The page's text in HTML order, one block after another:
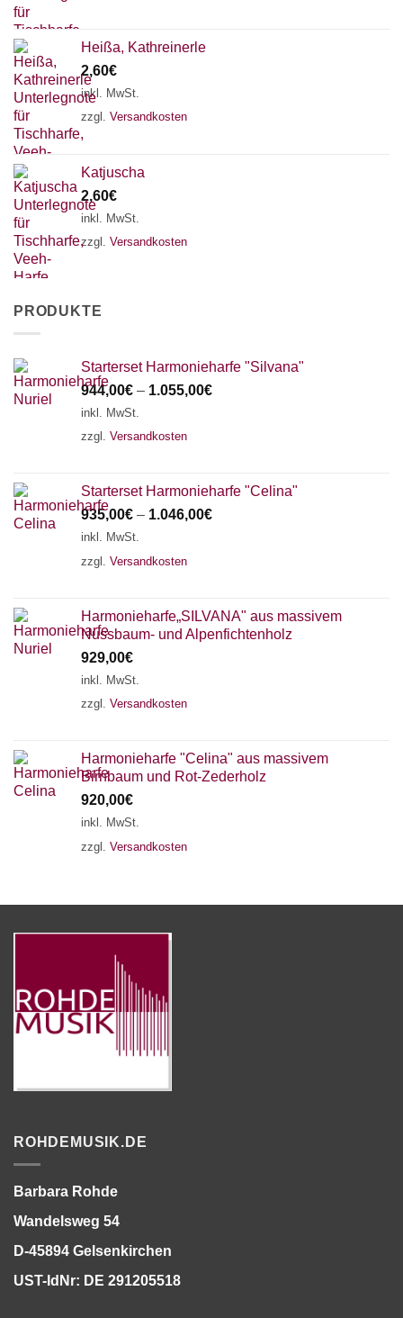
Heißa, Kathreinerle
2,60€
inkl. MwSt.
zzgl. Versandkosten
Katjuscha
2,60€
inkl. MwSt.
zzgl. Versandkosten
PRODUKTE
Starterset Harmonieharfe "Silvana"
944,00€ – 1.055,00€
inkl. MwSt.
zzgl. Versandkosten
Starterset Harmonieharfe "Celina"
935,00€ – 1.046,00€
inkl. MwSt.
zzgl. Versandkosten
Harmonieharfe„SILVANA" aus massivem
Nussbaum- und Alpenfichtenholz
929,00€
inkl. MwSt.
zzgl. Versandkosten
Harmonieharfe "Celina" aus massivem
Birnbaum und Rot-Zederholz
920,00€
inkl. MwSt.
zzgl. Versandkosten
ROHDEMUSIK.DE
Barbara Rohde
Wandelsweg 54
D-45894 Gelsenkirchen
UST-IdNr: DE 291205518